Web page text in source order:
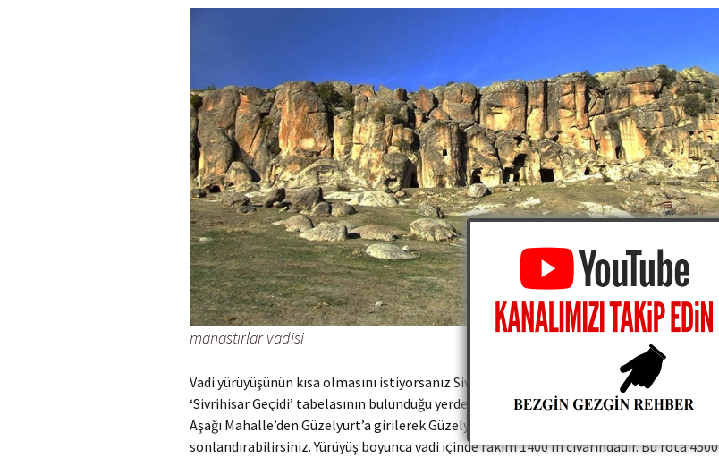
manastırlar vadisi
Vadi yürüyüşünün kısa olmasını istiyorsanız Sivrihisar Köyü girişinde 1770 m rakımlı
‘Sivrihisar Geçidi’ tabelasının bulunduğu yerden vadiye inerek başlamalısınız. Yürüyüş,
Aşağı Mahalle’den Güzelyurt’a girilerek Güzelyurt Cami Kilise’nin önünde
sonlandırabilirsiniz. Yürüyüş boyunca vadi içinde rakım 1400 m civarındadır. Bu rota 4500